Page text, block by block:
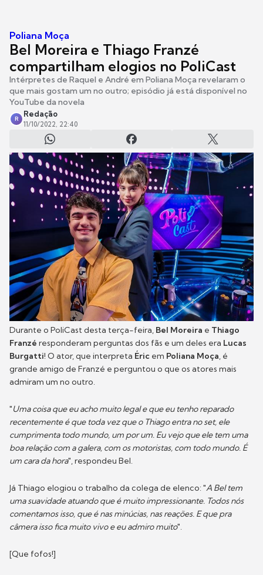
Poliana Moça
Bel Moreira e Thiago Franzé
compartilham elogios no PoliCast
Intérpretes de Raquel e André em Poliana Moça revelaram o
que mais gostam um no outro; episódio já está disponível no
YouTube da novela
R
Redação
11/10/2022, 22:40
Durante o PoliCast desta terça-feira, Bel Moreira e Thiago
Franzé responderam perguntas dos fãs e um deles era Lucas
Burgatti! O ator, que interpreta Éric em Poliana Moça, é
grande amigo de Franzé e perguntou o que os atores mais
admiram um no outro.
"Uma coisa que eu acho muito legal e que eu tenho reparado
recentemente é que toda vez que o Thiago entra no set, ele
cumprimenta todo mundo, um por um. Eu vejo que ele tem uma
boa relação com a galera, com os motoristas, com todo mundo. É
um cara da hora", respondeu Bel.
Já Thiago elogiou o trabalho da colega de elenco: "A Bel tem
uma suavidade atuando que é muito impressionante. Todos nós
comentamos isso, que é nas minúcias, nas reações. E que pra
câmera isso fica muito vivo e eu admiro muito".
[Que fofos!]